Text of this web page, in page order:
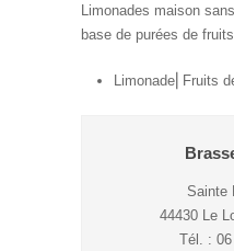
Limonades maison
base de purées de
Limonade⎜Fruits
Sainte
44430 Le
Tél. :